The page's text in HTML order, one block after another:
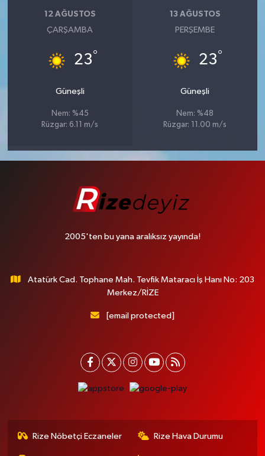
12 AĞUSTOS
ÇARŞAMBA
23°
Güneşli
Nem: %45
Rüzgar: 6.11 m/s
13 AĞUSTOS
PERŞEMBE
23°
Güneşli
Nem: %48
Rüzgar: 11.00 m/s
2005'ten bu yana aralıksız yayında!
Atatürk Cad. Tophane Mah. Tevfik Mataracı İş Hanı No: 203
Merkez/RİZE
[email protected]
Rize Nöbetçi Eczaneler Rize Hava Durumu